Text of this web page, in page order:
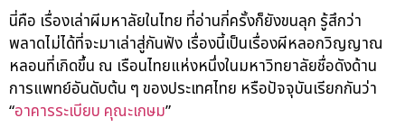
นี่คือ เรื่องเล่าผีมหาลัยในไทย ที่อ่านกี่ครั้งก็ยังขนลุก รู้สึกว่า
พลาดไม่ได้ที่จะมาเล่าสู่กันฟัง เรื่องนี้เป็นเรื่องผีหลอกวิญญาณ
หลอนที่เกิดขึ้น ณ เรือนไทยแห่งหนึ่งในมหาวิทยาลัยชื่อดังด้าน
การแพทย์อันดับต้น ๆ ของประเทศไทย หรือปัจจุบันเรียกกันว่า
“อาคารระเบียบ คุณะเกษม”